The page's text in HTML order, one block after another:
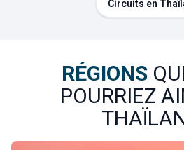
Circuits
RÉGIONS
POURRIEZ